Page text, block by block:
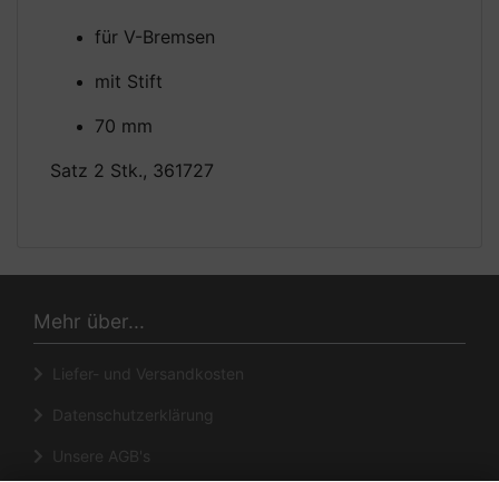
für V-Bremsen
mit Stift
70 mm
Satz 2 Stk., 361727
Mehr über...
Liefer- und Versandkosten
Datenschutzerklärung
Unsere AGB's